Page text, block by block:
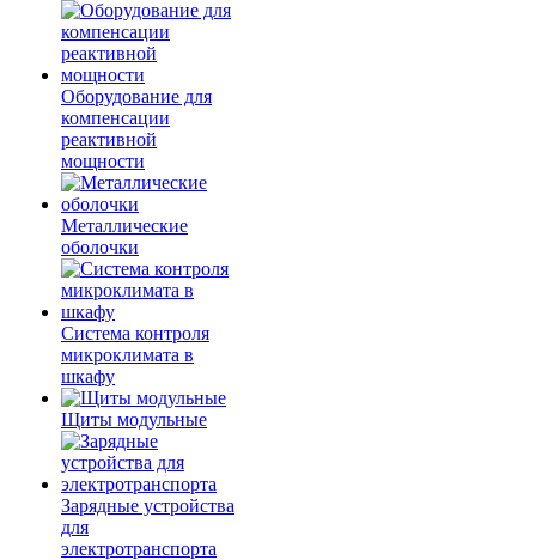
Оборудование для
компенсации
реактивной
мощности
Металлические
оболочки
Система контроля
микроклимата в
шкафу
Щиты модульные
Зарядные устройства
для
электротранспорта